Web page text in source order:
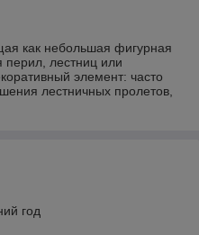
как небольшая фигурная
перил, лестниц или
элемент: часто
лестничных пролетов,
год